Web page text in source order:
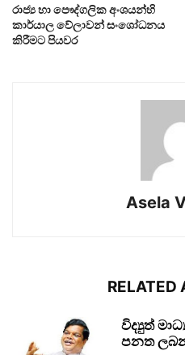
රාජ්‍ය හා පෞද්ගලික අංශයන්හි
කාර්යාල වේලාවන් සංශෝධනය
කිරීමට පියවර
Asela
RELATED
විද්‍යුත්
පනත